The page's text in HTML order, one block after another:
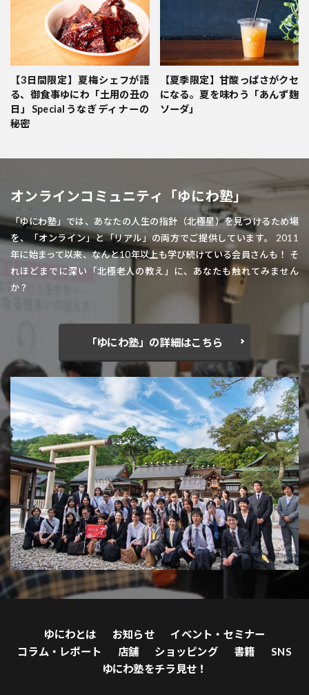
【3日間限定】夏梅シェフが語
る、御食事ゆにわ「土用の丑の
日」Specialうなぎディナーの
秘密
【夏季限定】甘酸っぱさがクセ
になる。夏を味わう「あんず麹
ソーダ」
オンラインコミュニティ「ゆにわ塾」
「ゆにわ塾」では、あなたの人生の指針（北極星）を見つけるため場
を、「オンライン」と「リアル」の両方でご提供しています。 2011
年に始まって以来、なんと10年以上も学び続けている会員さんも！ そ
れほどまでに深い「北極老人の教え」に、あなたも触れてみません
か？
「ゆにわ塾」の詳細はこちら
ゆにわとは お知らせ
イベント・セミナー
コラム・レポート
店舗 ショッピング 書籍
SNS
ゆにわ塾をチラ見せ！